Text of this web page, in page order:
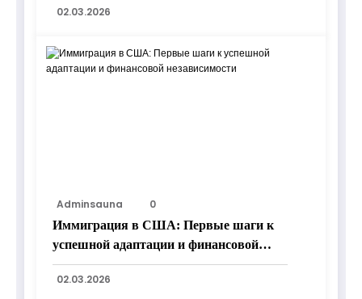
02.03.2026
Adminsauna
0
Иммиграция в США: Первые шаги к
успешной адаптации и финансовой
независимости
02.03.2026